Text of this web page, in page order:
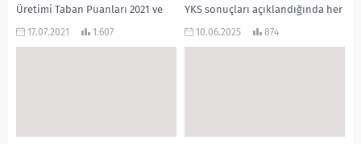
Üretimi Taban Puanları 2021 ve
Ayakkabı Tasarımı ve
17.07.2021 1.607
YKS sonuçları açıklandığında her
öğrencinin ve velinin kalbini bir
10.06.2025 874